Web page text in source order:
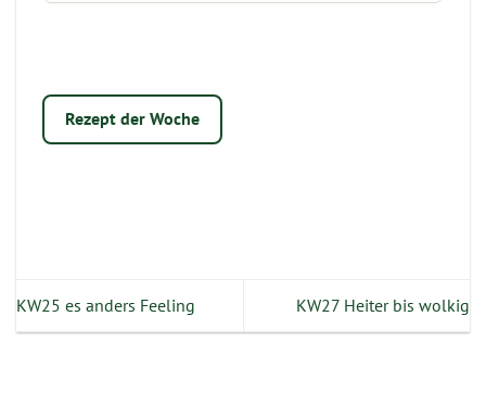
Rezept der Woche
KW25 es anders Feeling KW27 Heiter bis wolkig